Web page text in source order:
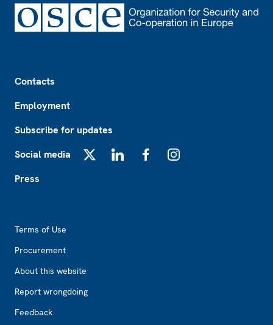
Contacts
Employment
Subscribe for updates
Social media
Press
Terms of Use
Procurement
About this website
Report wrongdoing
Feedback